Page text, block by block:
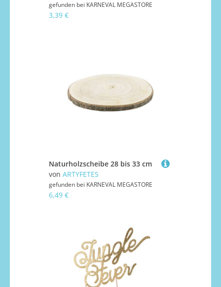
gefunden bei KARNEVAL MEGASTORE
3,39 €
Naturholzscheibe 28 bis 33 cm
von ARTYFETES
gefunden bei KARNEVAL MEGASTORE
6,49 €